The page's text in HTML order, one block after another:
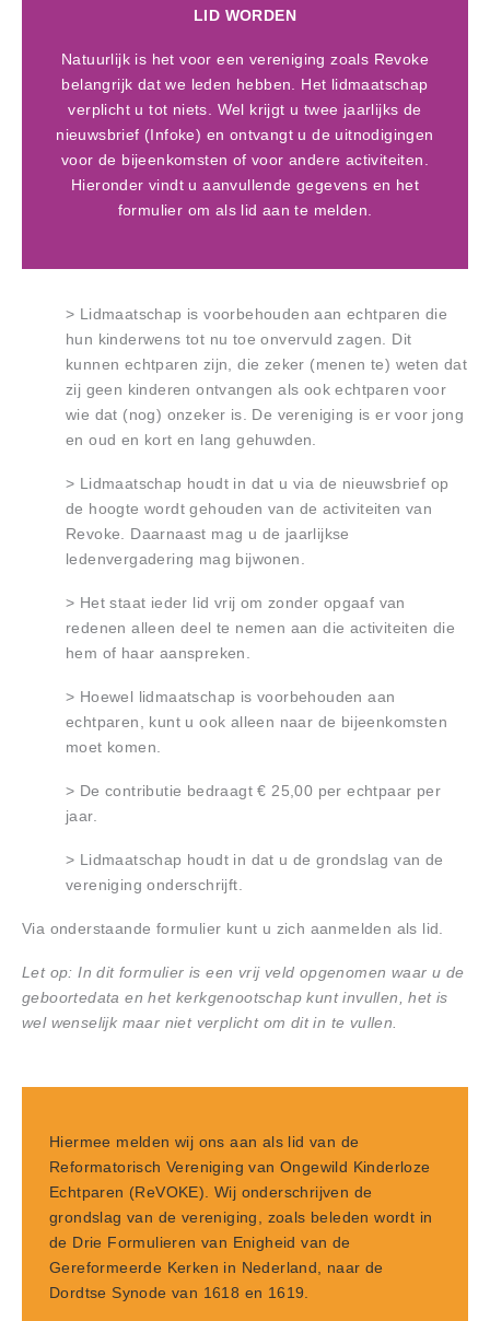
LID WORDEN
Natuurlijk is het voor een vereniging zoals Revoke
belangrijk dat we leden hebben. Het lidmaatschap
verplicht u tot niets. Wel krijgt u twee jaarlijks de
nieuwsbrief (Infoke) en ontvangt u de uitnodigingen
voor de bijeenkomsten of voor andere activiteiten.
Hieronder vindt u aanvullende gegevens en het
formulier om als lid aan te melden.
> Lidmaatschap is voorbehouden aan echtparen die
hun kinderwens tot nu toe onvervuld zagen. Dit
kunnen echtparen zijn, die zeker (menen te) weten dat
zij geen kinderen ontvangen als ook echtparen voor
wie dat (nog) onzeker is. De vereniging is er voor jong
en oud en kort en lang gehuwden.
> Lidmaatschap houdt in dat u via de nieuwsbrief op
de hoogte wordt gehouden van de activiteiten van
Revoke. Daarnaast mag u de jaarlijkse
ledenvergadering mag bijwonen.
> Het staat ieder lid vrij om zonder opgaaf van
redenen alleen deel te nemen aan die activiteiten die
hem of haar aanspreken.
> Hoewel lidmaatschap is voorbehouden aan
echtparen, kunt u ook alleen naar de bijeenkomsten
moet komen.
> De contributie bedraagt € 25,00 per echtpaar per
jaar.
> Lidmaatschap houdt in dat u de grondslag van de
vereniging onderschrijft.
Via onderstaande formulier kunt u zich aanmelden als lid.
Let op: In dit formulier is een vrij veld opgenomen waar u de
geboortedata en het kerkgenootschap kunt invullen, het is
wel wenselijk maar niet verplicht om dit in te vullen.
Hiermee melden wij ons aan als lid van de
Reformatorisch Vereniging van Ongewild Kinderloze
Echtparen (ReVOKE). Wij onderschrijven de
grondslag van de vereniging, zoals beleden wordt in
de Drie Formulieren van Enigheid van de
Gereformeerde Kerken in Nederland, naar de
Dordtse Synode van 1618 en 1619.